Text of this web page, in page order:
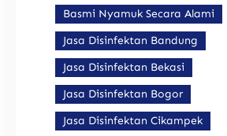
Basmi Nyamuk Secara Alami
Jasa Disinfektan Bandung
Jasa Disinfektan Bekasi
Jasa Disinfektan Bogor
Jasa Disinfektan Cikampek